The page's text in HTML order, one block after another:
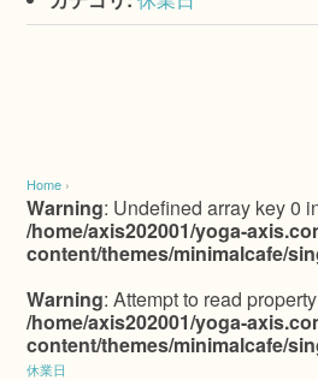
Home ›
Warning: Undefined array key 0
/home/axis202001/yoga-
content/themes/minimalcafe/
Warning: Attempt to read
/home/axis202001/yoga-
content/themes/minimalcafe/
休業日